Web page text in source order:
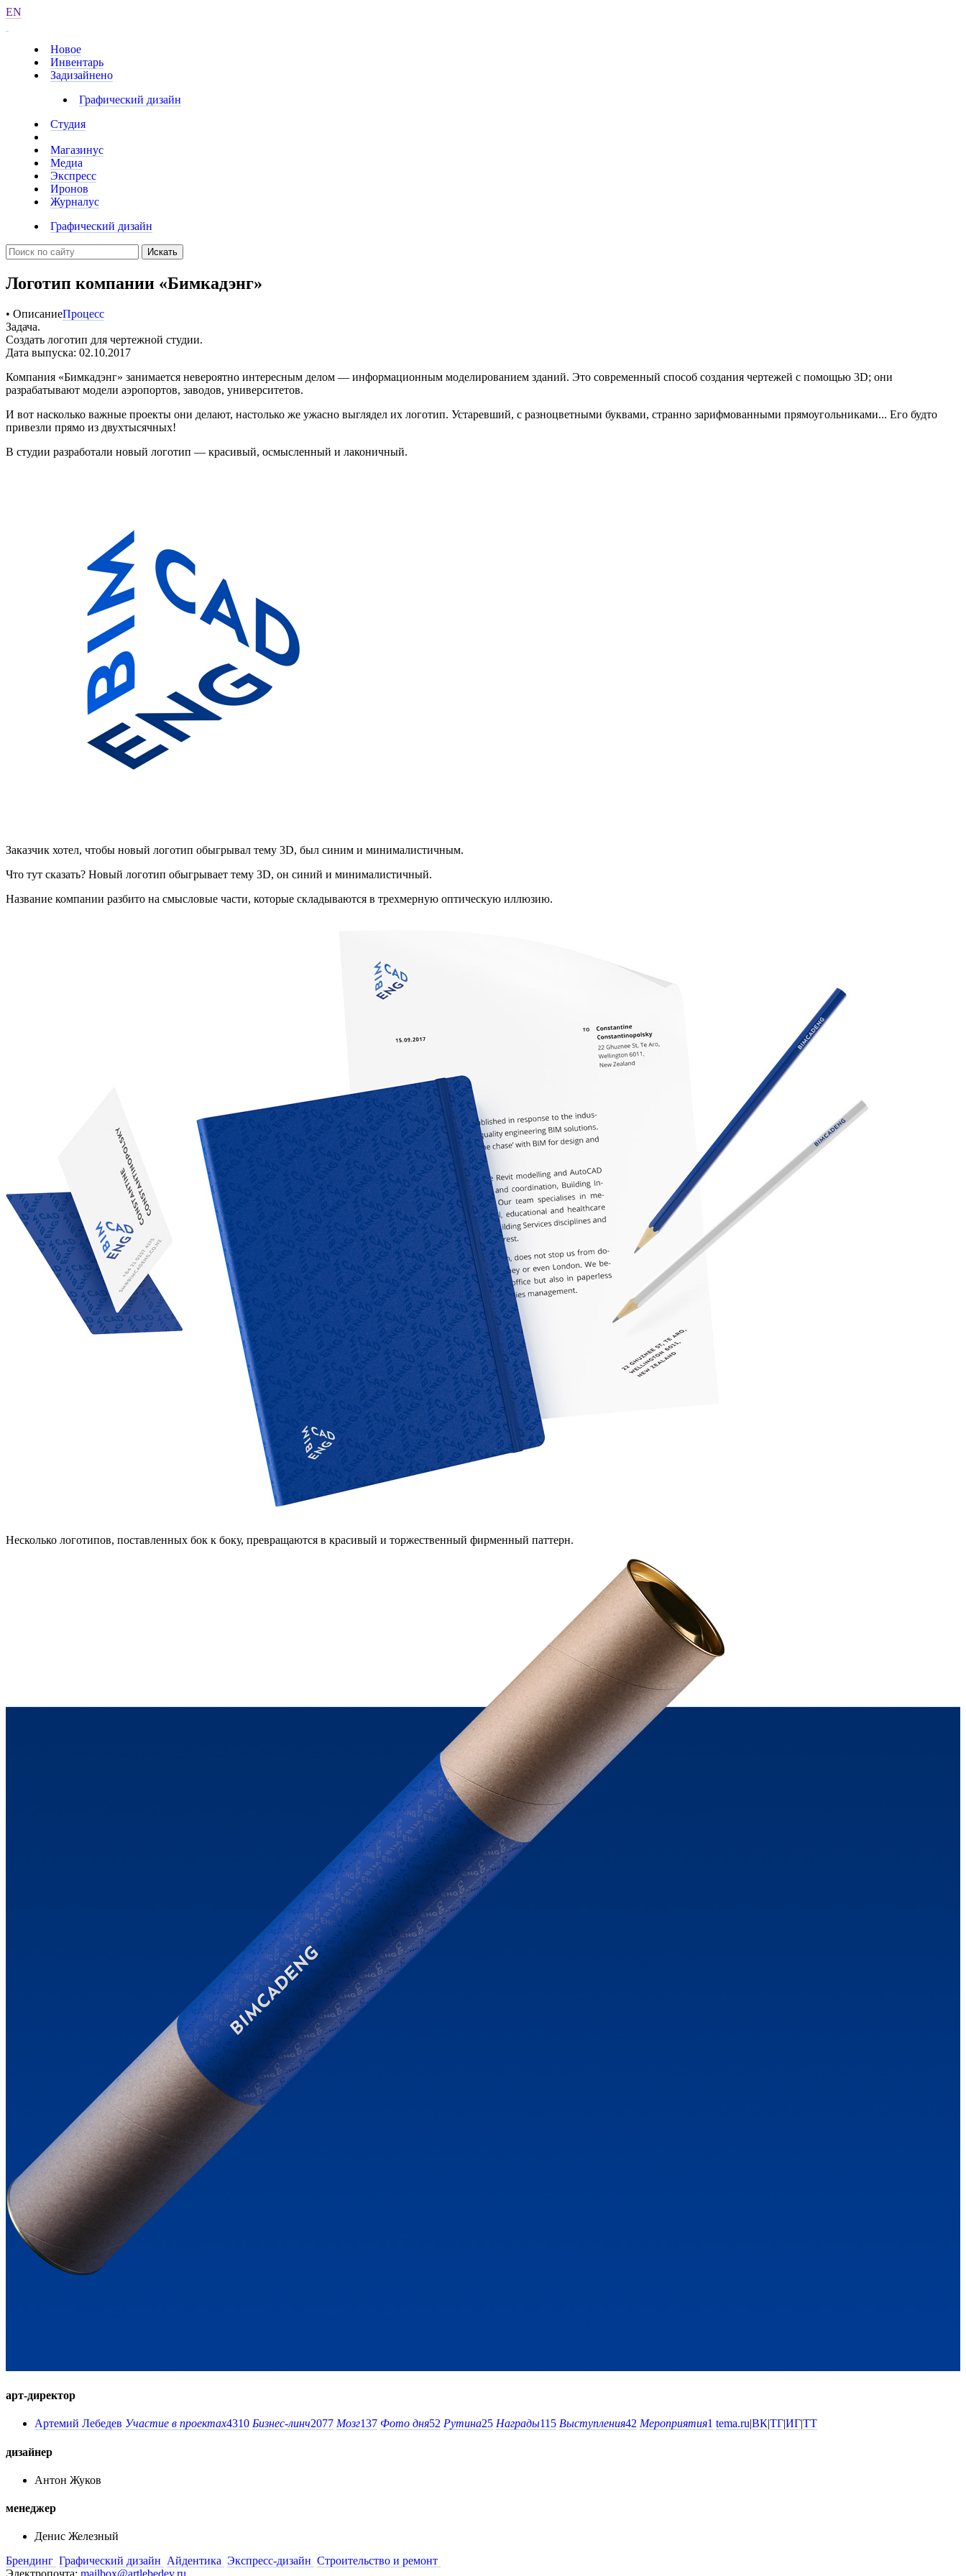
EN
Новое
Инвентарь
Задизайнено
Графический дизайн
Студия
Магазинус
Медиа
Экспресс
Иронов
Журналус
Графический дизайн
Искать
Логотип компании «Бимкадэнг»
• ОписаниеПроцесс
Задача.
Создать логотип для чертежной студии.
Дата выпуска: 02.10.2017
Компания «Бимкадэнг» занимается невероятно интересным делом — информационным моделированием зданий. Это современный способ создания чертежей с помощью 3D; они
разрабатывают модели аэропортов, заводов, университетов.
И вот насколько важные проекты они делают, настолько же ужасно выглядел их логотип. Устаревший, с разноцветными буквами, странно зарифмованными прямоугольниками... Его будто
привезли прямо из двухтысячных!
В студии разработали новый логотип — красивый, осмысленный и лаконичный.
Заказчик хотел, чтобы новый логотип обыгрывал тему 3D, был синим и минималистичным.
Что тут сказать? Новый логотип обыгрывает тему 3D, он синий и минималистичный.
Название компании разбито на смысловые части, которые складываются в трехмерную оптическую иллюзию.
Несколько логотипов, поставленных бок к боку, превращаются в красивый и торжественный фирменный паттерн.
арт-директор
Артемий Лебедев Участие в проектах4310 Бизнес-линч2077 Мозг137 Фото дня52 Рутина25 Награды115 Выступления42 Мероприятия1 tema.ru|ВК|ТГ|ИГ|ТТ
дизайнер
Антон Жуков
менеджер
Денис Железный
Брендинг Графический дизайн Айдентика Экспресс-дизайн Строительство и ремонт